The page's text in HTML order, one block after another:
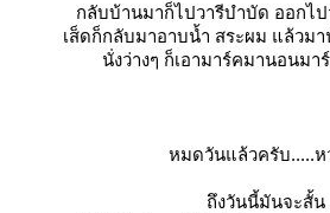
กลับบ้านมาก็ไปวารีบำบัด ออกไ
เส็ดก็กลับมาอาบน้ำ สระผม แล้วม
นั่งว่างๆ ก็เอามาร์คมานอนม
หมดวันแล้วครับ.....ห
ถึงวันนี้มันจะสั้น